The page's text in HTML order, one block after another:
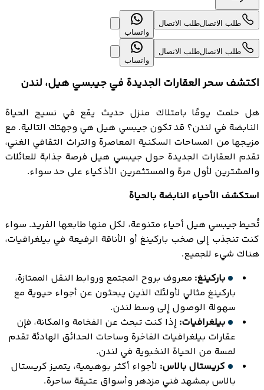
طلب الاتصالطلب الاتصال
واتساب
طلب الاتصالطلب الاتصال
واتساب
اكتشف سحر العقارات الجديدة في جيبسي هيل، لندن
هل حلمت يومًا بامتلاك منزل حديث يقع في نسيج الحياة
النابضة في لندن؟ قد تكون جيبسي هيل هي وجهتك التالية. مع
مزيجها من المساحات السكنية المعاصرة والتراث الثقافي الغني،
تقدم العقارات الجديدة حول جيبسي هيل فرصة جذابة للعائلات
والمشترين لأول مرة والمستثمرين الأذكياء على حد سواء.
استكشف الأحياء النابضة بالحياة
تُحيط جيبسي هيل أحياء متنوعة، لكل منها طابعها الفريد. سواء
كنت تنجذب إلى صخب باركينغ أو الأناقة الرفيعة في بيلغرافيات،
هناك شيء للجميع.
باركينغ: معروف بروح المجتمع وروابط النقل الممتازة،
باركينغ مثالي لأولئك الذين يبحثون عن أجواء حيوية مع
سهولة الوصول إلى وسط لندن.
بيلغرافيات: إذا كنت تبحث عن الفخامة والمكانة، فإن
عقارات بيلغرافيات الفاخرة وساحات الحدائق الهادئة تقدم
لمسة من الحياة النخبوية في لندن.
كريستال بالاس: لأجواء أكثر بوهيمية، يتميز كريستال
بالاس بمشهد فني مزدهر وأسواق عتيقة ساحرة.